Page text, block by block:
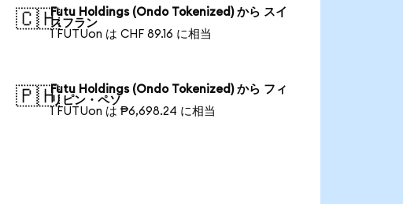
🇨🇭Futu Holdings (Ondo Tokenized) から スイ
スフラン
1 FUTUon は CHF 89.16 に相当
🇵🇭Futu Holdings (Ondo Tokenized) から フィ
リピン・ペソ
1 FUTUon は ₱6,698.24 に相当